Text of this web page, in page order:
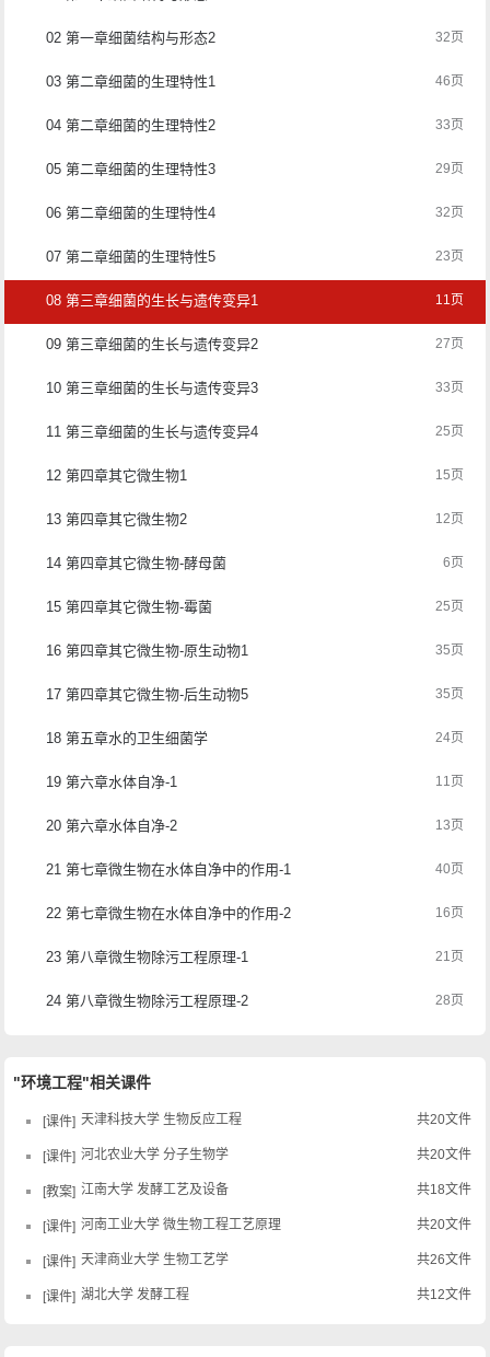
02 第一章细菌结构与形态2 32页
03 第二章细菌的生理特性1 46页
04 第二章细菌的生理特性2 33页
05 第二章细菌的生理特性3 29页
06 第二章细菌的生理特性4 32页
07 第二章细菌的生理特性5 23页
08 第三章细菌的生长与遗传变异1 11页
09 第三章细菌的生长与遗传变异2 27页
10 第三章细菌的生长与遗传变异3 33页
11 第三章细菌的生长与遗传变异4 25页
12 第四章其它微生物1 15页
13 第四章其它微生物2 12页
14 第四章其它微生物-酵母菌 6页
15 第四章其它微生物-霉菌 25页
16 第四章其它微生物-原生动物1 35页
17 第四章其它微生物-后生动物5 35页
18 第五章水的卫生细菌学 24页
19 第六章水体自净-1 11页
20 第六章水体自净-2 13页
21 第七章微生物在水体自净中的作用-1 40页
22 第七章微生物在水体自净中的作用-2 16页
23 第八章微生物除污工程原理-1 21页
24 第八章微生物除污工程原理-2 28页
"环境工程"相关课件
课件 天津科技大学 生物反应工程 共20文件
课件 河北农业大学 分子生物学 共20文件
教案 江南大学 发酵工艺及设备 共18文件
课件 河南工业大学 微生物工程工艺原理 共20文件
课件 天津商业大学 生物工艺学 共26文件
课件 湖北大学 发酵工程 共12文件